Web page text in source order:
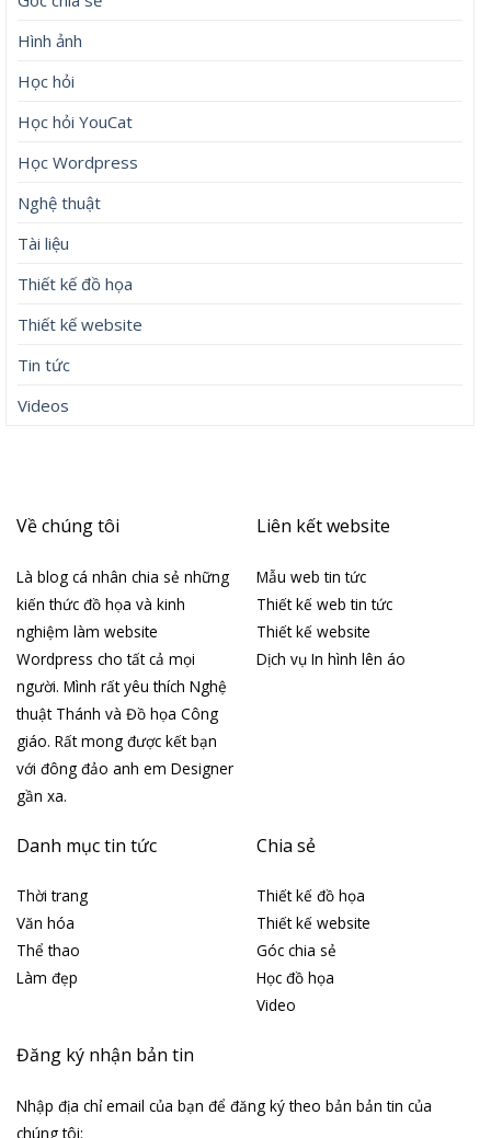
Hình ảnh
Học hỏi
Học hỏi YouCat
Học Wordpress
Nghệ thuật
Tài liệu
Thiết kế đồ họa
Thiết kế website
Tin tức
Videos
Về chúng tôi
Là blog cá nhân chia sẻ những
kiến thức đồ họa và kinh
nghiệm làm website
Wordpress cho tất cả mọi
người. Mình rất yêu thích Nghệ
thuật Thánh và Đồ họa Công
giáo. Rất mong được kết bạn
với đông đảo anh em Designer
gần xa.
Liên kết website
Mẫu web tin tức
Thiết kế web tin tức
Thiết kế website
Dịch vụ In hình lên áo
Danh mục tin tức
Thời trang
Văn hóa
Thể thao
Làm đẹp
Chia sẻ
Thiết kế đồ họa
Thiết kế website
Góc chia sẻ
Học đồ họa
Video
Đăng ký nhận bản tin
Nhập địa chỉ email của bạn để đăng ký theo bản bản tin của
chúng tôi: